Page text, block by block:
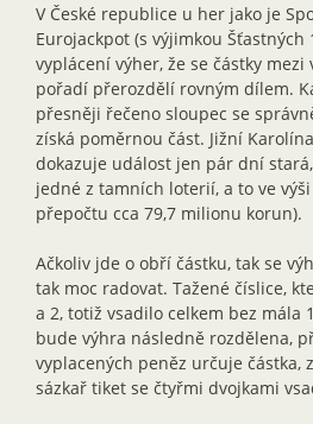
V České republice u her jako je
Eurojackpot (s výjimkou
vyplácení výher, že se částky
pořadí přerozdělí rovným dílem.
přesněji řečeno sloupec se
získá poměrnou část. Jižní
dokazuje událost jen pár dní
jedné z tamních loterií, a to ve
přepočtu cca 79,7 milionu korun).
Ačkoliv jde o obří částku, tak se
tak moc radovat. Tažené číslice,
a 2, totiž vsadilo celkem bez mála
bude výhra následně rozdělena,
vyplacených peněz určuje částka,
sázkař tiket se čtyřmi dvojkami